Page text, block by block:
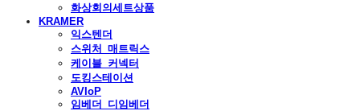
화상회의세트상품
KRAMER
익스텐더
스위처_매트릭스
케이블_커넥터
도킹스테이션
AVIoP
임베더_디임베더